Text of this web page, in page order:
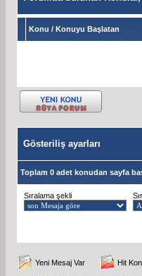
Konu / Konuyu Başlatan
Gösteriliş ayarları
Toplam 0 adet konudan sayfa
Sıralama şekli
Yeni Mesaj Var Hit